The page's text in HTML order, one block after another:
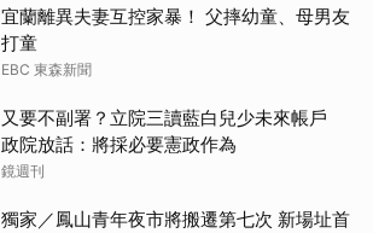
宜蘭離異夫妻互控家暴！ 父摔幼童、母男友
打童
EBC 東森新聞
又要不副署？立院三讀藍白兒少未來帳戶
政院放話：將採必要憲政作為
鏡週刊
獨家／鳳山青年夜市將搬遷第七次 新場址首